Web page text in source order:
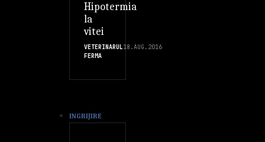
Hipotermia
la
vitei
VETERINARUL
FERMA
18.AUG.2016
INGRIJIRE